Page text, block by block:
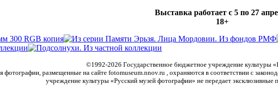
Выставка работает с 5 по 27
18+
©1992-2026 Государственное бюджетное учреждение культуры
размещенные на сайте fotomuseum.nnov.ru , охраняются в соответствии с
учреждение культуры «Русский музей фотографии» не передает эксклюзивные